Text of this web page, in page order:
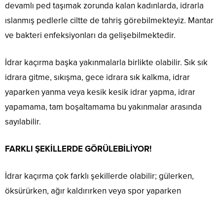
devamlı ped taşımak zorunda kalan kadınlarda, idrarla
ıslanmış pedlerle ciltte de tahriş görebilmekteyiz. Mantar
ve bakteri enfeksiyonları da gelişebilmektedir.
İdrar kaçırma başka yakınmalarla birlikte olabilir. Sık sık
idrara gitme, sıkışma, gece idrara sık kalkma, idrar
yaparken yanma veya kesik kesik idrar yapma, idrar
yapamama, tam boşaltamama bu yakınmalar arasında
sayılabilir.
FARKLI ŞEKİLLERDE GÖRÜLEBİLİYOR!
İdrar kaçırma çok farklı şekillerde olabilir; gülerken,
öksürürken, ağır kaldırırken veya spor yaparken